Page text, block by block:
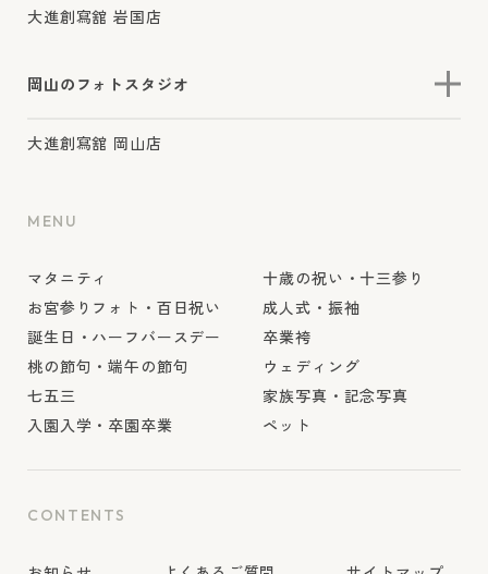
大進創寫舘 岩国店
岡山のフォトスタジオ
大進創寫舘 岡山店
MENU
マタニティ
お宮参りフォト・百日祝い
誕生日・ハーフバースデー
桃の節句・端午の節句
七五三
入園入学・卒園卒業
十歳の祝い・十三参り
成人式・振袖
卒業袴
ウェディング
家族写真・記念写真
ペット
CONTENTS